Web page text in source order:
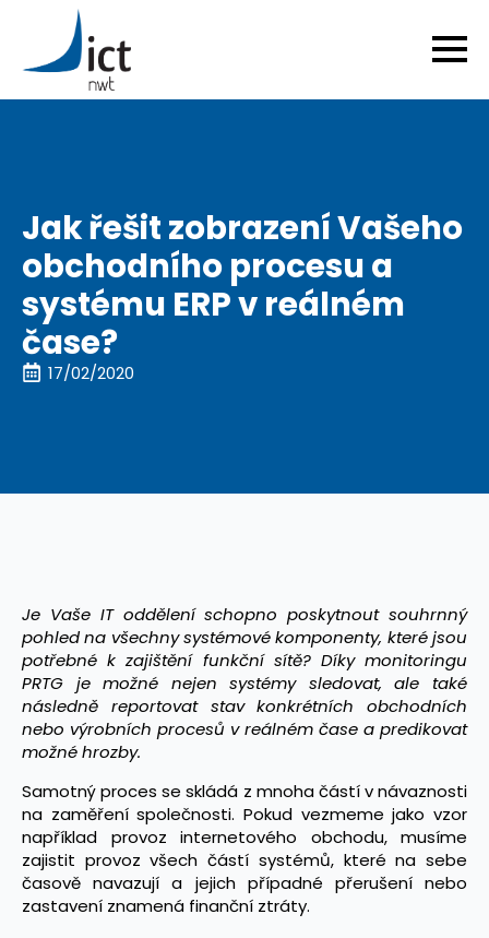
Jak řešit zobrazení Vašeho
obchodního procesu a
systému ERP v reálném
čase?
17/02/2020
Je Vaše IT oddělení schopno poskytnout souhrnný
pohled na všechny systémové komponenty, které jsou
potřebné k zajištění funkční sítě? Díky monitoringu
PRTG je možné nejen systémy sledovat, ale také
následně reportovat stav konkrétních obchodních
nebo výrobních procesů v reálném čase a predikovat
možné hrozby.
Samotný proces se skládá z mnoha částí v návaznosti
na zaměření společnosti. Pokud vezmeme jako vzor
například provoz internetového obchodu, musíme
zajistit provoz všech částí systémů, které na sebe
časově navazují a jejich případné přerušení nebo
zastavení znamená finanční ztráty.